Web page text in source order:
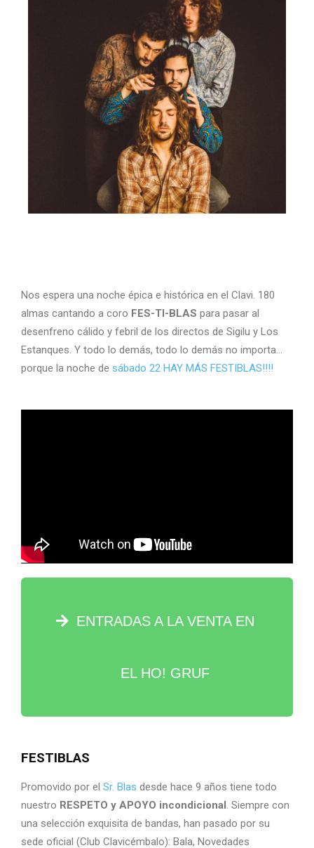
Nos espera una noche épica e histórica en el Clavi. 180
almas cantando a coro FES-TI-BLAS para pasar al
desenfreno cálido y febril de los directos de Sigilu y Los
Estanques. Y todo lo demás, todo lo demás no importa…
porque la noche de sábado 22 HAY MÁS FESTIBLAS!!!!
ENTRADAS A LA VENTA EN
EL HO! GRUF
FESTIBLAS
Promovido por el Sr. Blas desde hace 9 años tiene todo
nuestro RESPETO y APOYO incondicional . Siempre con
una selección exquisita de bandas, han pasado por su
sede oficial (Club Clavicémbalo): Bala, Novedades